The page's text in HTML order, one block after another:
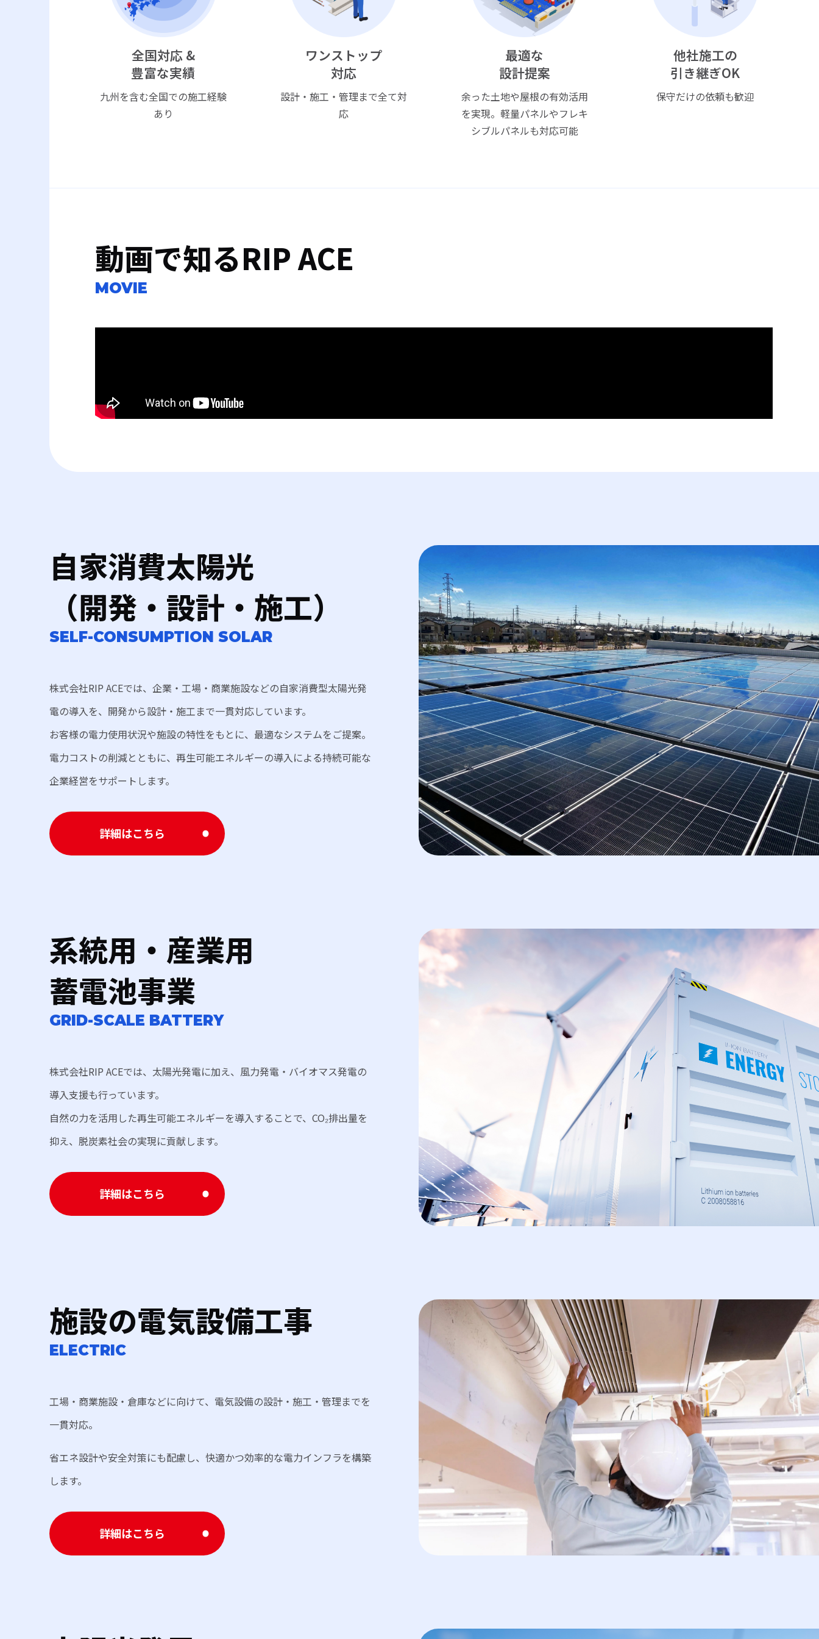
全国対応 &
豊富な実績
九州を含む全国での施工経験
あり
ワンストップ
対応
設計・施工・管理まで全て対
応
最適な
設計提案
余った土地や屋根の有効活用
を実現。軽量パネルやフレキ
シブルパネルも対応可能
他社施工の
引き継ぎOK
保守だけの依頼も歓迎
動画で知るRIP ACE
MOVIE
自家消費太陽光
（開発・設計・施工）
SELF-CONSUMPTION SOLAR
株式会社RIP ACEでは、企業・工場・商業施設などの自家消費型太陽光発
電の導入を、開発から設計・施工まで一貫対応しています。
お客様の電力使用状況や施設の特性をもとに、最適なシステムをご提案。
電力コストの削減とともに、再生可能エネルギーの導入による持続可能な
企業経営をサポートします。
詳細はこちら
系統用・産業用
蓄電池事業
GRID-SCALE BATTERY
株式会社RIP ACEでは、太陽光発電に加え、風力発電・バイオマス発電の
導入支援も行っています。
自然の力を活用した再生可能エネルギーを導入することで、CO₂排出量を
抑え、脱炭素社会の実現に貢献します。
詳細はこちら
施設の電気設備工事
ELECTRIC
工場・商業施設・倉庫などに向けて、電気設備の設計・施工・管理までを
一貫対応。
省エネ設計や安全対策にも配慮し、快適かつ効率的な電力インフラを構築
します。
詳細はこちら